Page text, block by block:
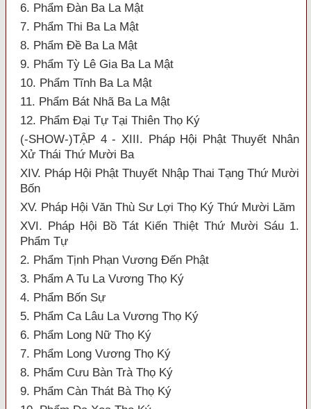
6. Phẩm Đàn Ba La Mật
7. Phẩm Thi Ba La Mật
8. Phẩm Đề Ba La Mật
9. Phẩm Tỳ Lê Gia Ba La Mật
10. Phẩm Tĩnh Ba La Mật
11. Phẩm Bát Nhã Ba La Mật
12. Phẩm Đại Tự Tại Thiên Thọ Ký
(-SHOW-)TẬP 4 - XIII. Pháp Hội Phật Thuyết Nhân
Xử Thái Thứ Mười Ba
XIV. Pháp Hội Phật Thuyết Nhập Thai Tạng Thứ Mười
Bốn
XV. Pháp Hội Văn Thù Sư Lợi Thọ Ký Thứ Mười Lăm
XVI. Pháp Hội Bồ Tát Kiến Thiệt Thứ Mười Sáu 1.
Phẩm Tự
2. Phẩm Tịnh Phạn Vương Đến Phật
3. Phẩm A Tu La Vương Thọ Ký
4. Phẩm Bốn Sự
5. Phẩm Ca Lâu La Vương Thọ Ký
6. Phẩm Long Nữ Thọ Ký
7. Phẩm Long Vương Thọ Ký
8. Phẩm Cưu Bàn Trà Thọ Ký
9. Phẩm Càn Thát Bà Thọ Ký